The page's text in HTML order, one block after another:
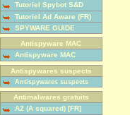
Tutoriel Spybot S&D
Tutoriel Ad Aware (FR)
SPYWARE GUIDE
Antispyware MAC
Antispyware MAC
Antispywares suspects
Antispywares suspects
Antimalwares gratuits
A2 (A squared) [FR]